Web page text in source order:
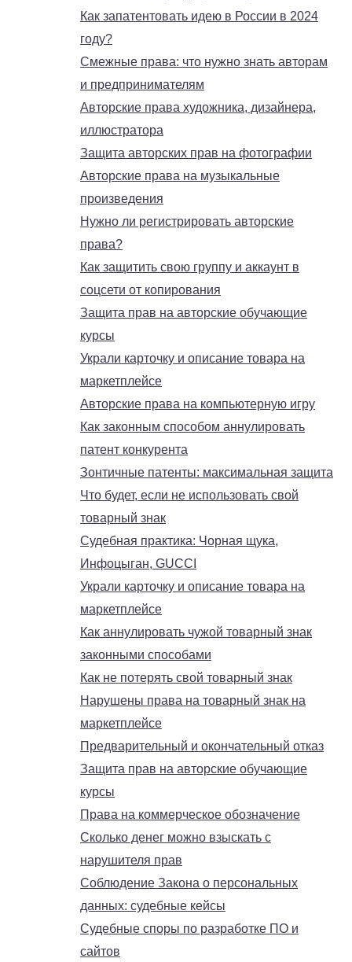
Как запатентовать идею в России в 2024
году?
Смежные права: что нужно знать авторам
и предпринимателям
Авторские права художника, дизайнера,
иллюстратора
Защита авторских прав на фотографии
Авторские права на музыкальные
произведения
Нужно ли регистрировать авторские
права?
Как защитить свою группу и аккаунт в
соцсети от копирования
Защита прав на авторские обучающие
курсы
Украли карточку и описание товара на
маркетплейсе
Авторские права на компьютерную игру
Как законным способом аннулировать
патент конкурента
Зонтичные патенты: максимальная защита
Что будет, если не использовать свой
товарный знак
Судебная практика: Чорная щука,
Инфоцыган, GUCCI
Украли карточку и описание товара на
маркетплейсе
Как аннулировать чужой товарный знак
законными способами
Как не потерять свой товарный знак
Нарушены права на товарный знак на
маркетплейсе
Предварительный и окончательный отказ
Защита прав на авторские обучающие
курсы
Права на коммерческое обозначение
Сколько денег можно взыскать с
нарушителя прав
Соблюдение Закона о персональных
данных: судебные кейсы
Судебные споры по разработке ПО и
сайтов